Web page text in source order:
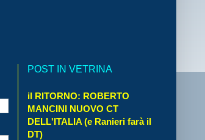
POST IN VETRINA
il RITORNO: ROBERTO
MANCINI NUOVO CT
DELL'ITALIA (e Ranieri farà il
DT)